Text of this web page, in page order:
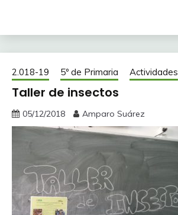
2.018-19 5º de Primaria Actividades
Taller de insectos
05/12/2018 Amparo Suárez